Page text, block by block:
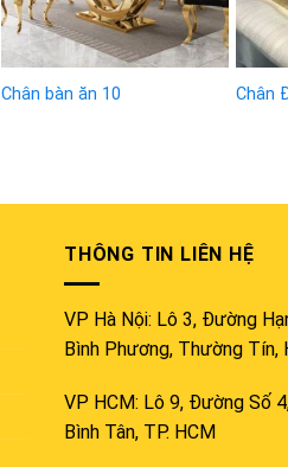
Chân bàn ăn 10 Chân
THÔNG TIN LIÊN HỆ
VP Hà Nội: Lô 3, Đường
Bình Phương, Thường Tín,
VP HCM: Lô 9, Đường Số
Bình Tân, TP. HCM